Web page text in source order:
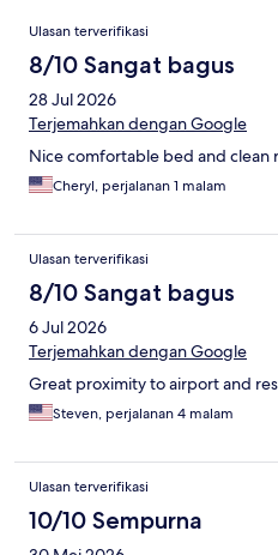
Ulasan
Ulasan terverifikasi
8/10 Sangat bagus
28 Jul 2026
Terjemahkan dengan Google
Nice comfortable bed and clean
Cheryl, perjalanan 1 malam
Ulasan terverifikasi
8/10 Sangat bagus
6 Jul 2026
Terjemahkan dengan Google
Great proximity to airport and
Steven, perjalanan 4 malam
Ulasan terverifikasi
10/10 Sempurna